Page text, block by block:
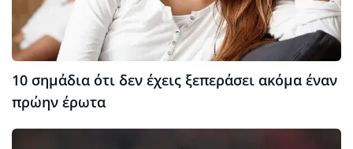
10 σημάδια ότι δεν έχεις ξεπεράσει ακόμα έναν
πρώην έρωτα